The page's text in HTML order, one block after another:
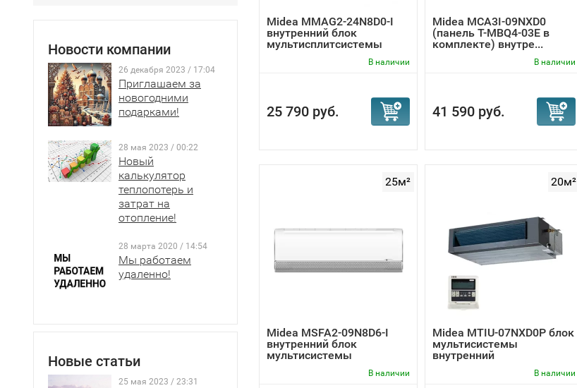
Новости компании
26 декабря 2023 / 17:04
Приглашаем за
новогодними
подарками!
28 мая 2023 / 00:22
Новый
калькулятор
теплопотерь и
затрат на
отопление!
28 марта 2020 / 14:54
Мы работаем
удаленно!
Новые статьи
25 мая 2023 / 23:31
Midea MMAG2-24N8D0-I
внутренний блок
мультисплитсистемы
В наличии
25 790 руб.
Midea MCA3I-09NXD0
(панель T-MBQ4-03E в
комплекте) внутре...
В наличии
41 590 руб.
25м²
Midea MSFA2-09N8D6-I
внутренний блок
мультисистемы
В наличии
20м²
Midea MTIU-07NXD0P блок
мультисистемы
внутренний
В наличии